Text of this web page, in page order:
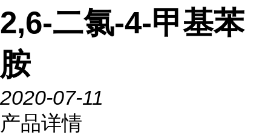
2,6-二氯-4-甲基苯
胺
2020-07-11
产品详情